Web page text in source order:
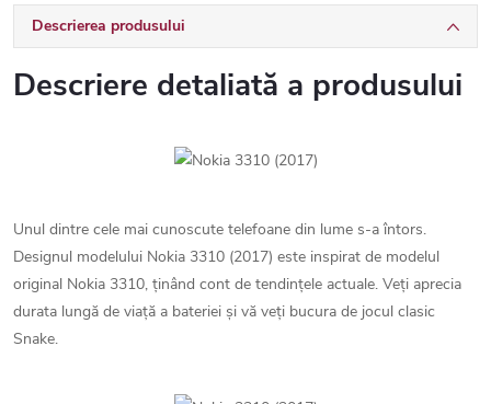
Descrierea produsului
Descriere detaliată a produsului
Unul dintre cele mai cunoscute telefoane din lume s-a întors.
Designul modelului Nokia 3310 (2017) este inspirat de modelul
original Nokia 3310, ținând cont de tendințele actuale. Veți aprecia
durata lungă de viață a bateriei și vă veți bucura de jocul clasic
Snake.